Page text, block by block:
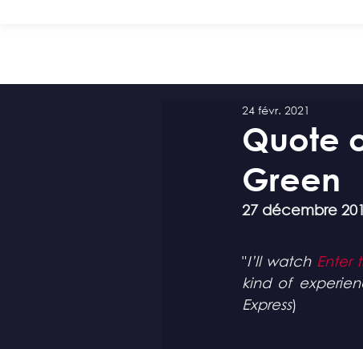
Quote
Green
24 févr. 2021
27 décembre
"I’ll watch Enter
kind of
Express)